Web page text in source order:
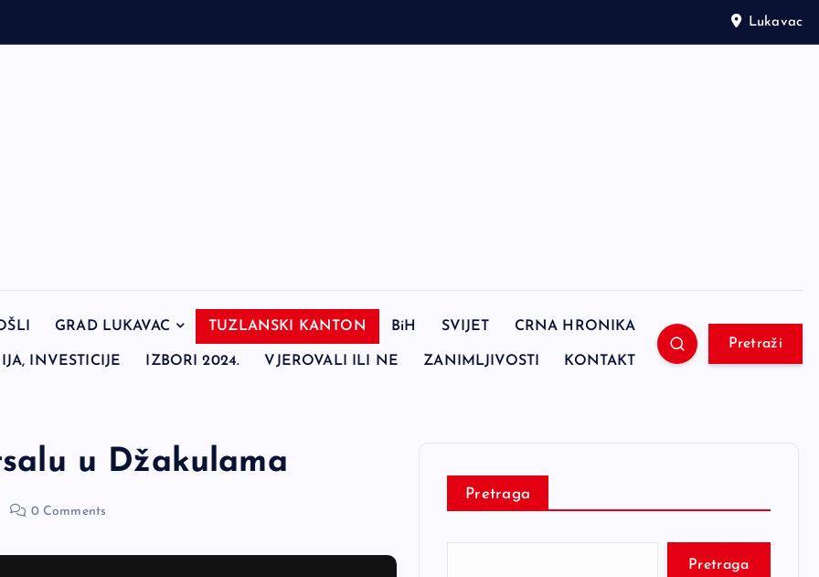
Lukavac
GRAD LUKAVAC TUZLANSKI KANTON BiH SVIJET CRNA HRONIKA
INVESTICIJE IZBORI 2024. VJEROVALI ILI NE ZANIMLJIVOSTI KONTAKT
Pretraži
u Džakulama
0 Comments
Pretraga
Pretraga